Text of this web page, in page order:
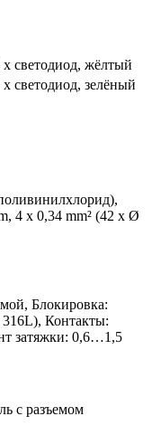
x светодиод, жёлтый
x светодиод, зелёный
4 x 0,34 mm² (42 x Ø
Блокировка:
316L), Контакты:
затяжки: 0,6…1,5
с разъемом